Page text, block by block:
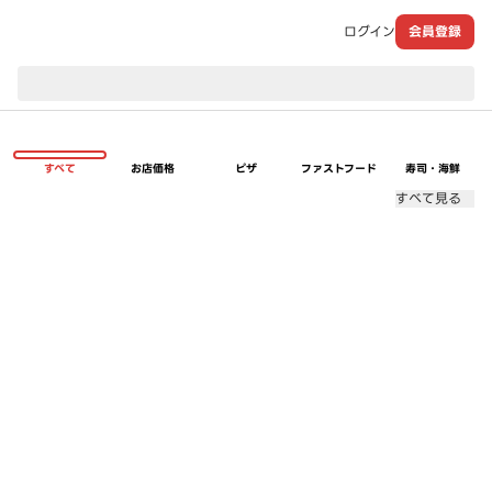
ログイン 会員登録
すべて お店価格 ピザ ファストフード 寿司・海鮮
すべて見る